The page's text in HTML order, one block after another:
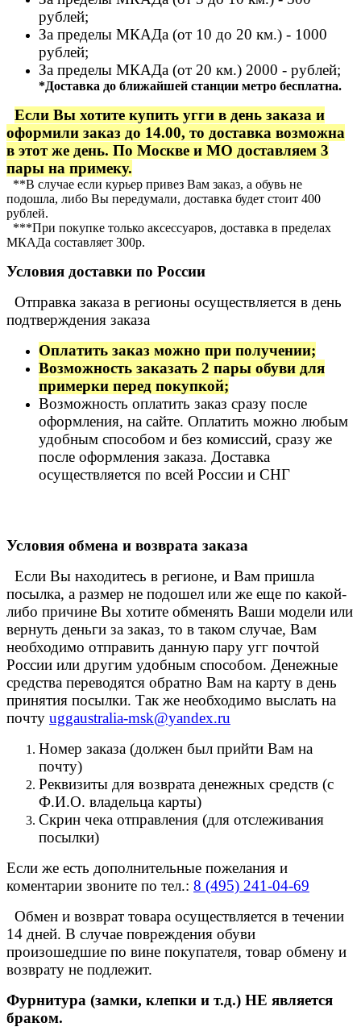
рублей;
За пределы МКАДа (от 10 до 20 км.) - 1000
рублей;
За пределы МКАДа (от 20 км.) 2000 - рублей;
*Доставка до ближайшей станции метро бесплатна.
Если Вы хотите купить угги в день заказа и
оформили заказ до 14.00, то доставка возможна
в этот же день. По Москве и МО доставляем 3
пары на примеку.
**В случае если курьер привез Вам заказ, а обувь не
подошла, либо Вы передумали, доставка будет стоит 400
рублей.
***При покупке только аксессуаров, доставка в пределах
МКАДа составляет 300р.
Условия доставки по России
Отправка заказа в регионы осуществляется в день
подтверждения заказа
Оплатить заказ можно при получении;
Возможность заказать 2 пары обуви для
примерки перед покупкой;
Возможность оплатить заказ сразу после
оформления, на сайте. Оплатить можно любым
удобным способом и без комиссий, сразу же
после оформления заказа. Доставка
осуществляется по всей России и СНГ
Условия обмена и возврата заказа
Если Вы находитесь в регионе, и Вам пришла
посылка, а размер не подошел или же еще по какой-
либо причине Вы хотите обменять Ваши модели или
вернуть деньги за заказ, то в таком случае, Вам
необходимо отправить данную пару угг почтой
России или другим удобным способом. Денежные
средства переводятся обратно Вам на карту в день
принятия посылки. Так же необходимо выслать на
почту uggaustralia-msk@yandex.ru
Номер заказа (должен был прийти Вам на
почту)
Реквизиты для возврата денежных средств (с
Ф.И.О. владельца карты)
Скрин чека отправления (для отслеживания
посылки)
Если же есть дополнительные пожелания и
коментарии звоните по тел.: 8 (495) 241-04-69
Обмен и возврат товара осуществляется в течении
14 дней. В случае повреждения обуви
произошедшие по вине покупателя, товар обмену и
возврату не подлежит.
Фурнитура (замки, клепки и т.д.) НЕ является
браком.